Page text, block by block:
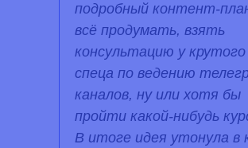
подробный контент-
всё продумать, взять
консультацию у крутого
спеца по ведению
каналов, ну или хотя бы
пройти какой-нибудь
В итоге идея утонула в